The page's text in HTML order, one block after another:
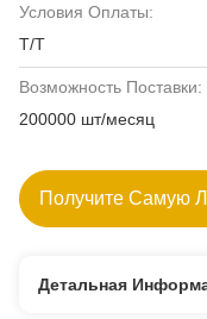
Условия Оплаты:
Т/Т
Возможность Поставки:
200000 шт/месяц
Детальная